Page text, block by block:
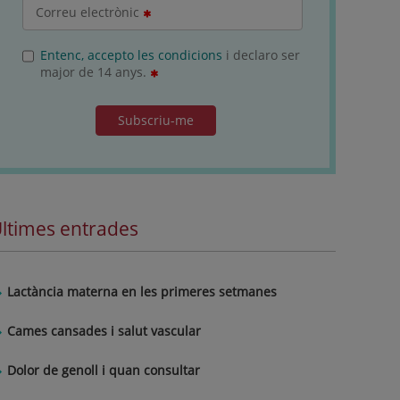
Correu electrònic
Entenc, accepto les condicions i declaro ser
major de 14 anys.
Subscriu-me
entrades
Lactància materna en les primeres setmanes
Cames cansades i salut vascular
Dolor de genoll i quan consultar